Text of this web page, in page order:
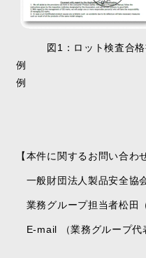
図 1 ： ロット検査合
例 図2：
例
【本件に関するお問い合わ
一般財団法人製品安全協
業務グループ担当者松田
E-mail （業務グループ